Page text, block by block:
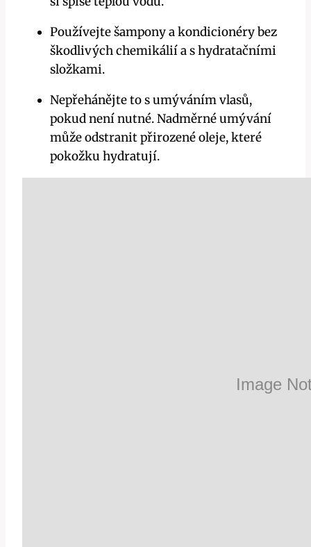
Používejte šampony a kondicionéry bez
škodlivých chemikálií a s hydratačními
složkami.
Nepřehánějte to s umýváním vlasů,
pokud není nutné. Nadměrné umývání
může odstranit přirozené oleje, které
pokožku hydratují.